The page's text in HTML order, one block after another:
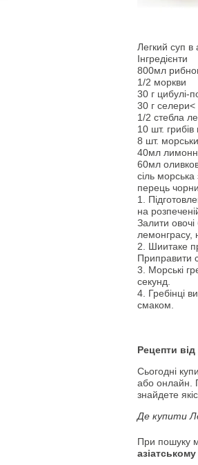
Легкий суп в
Інгредієнти
800мл
1/2 моркви
30 г цибулі-
30 г селери<
1/2 стебла
10 шт. грибів
8 шт.
40мл
60мл
сіль
перець
1.
на
Залити
лемонграсу,
2. Шиитаке
Приправити
3. Морські
секунд.
4. Гребінці
смаком.
Рецепти
Сьогодні
або онлайн.
знайдете
Де купити
При пошуку
азіатському